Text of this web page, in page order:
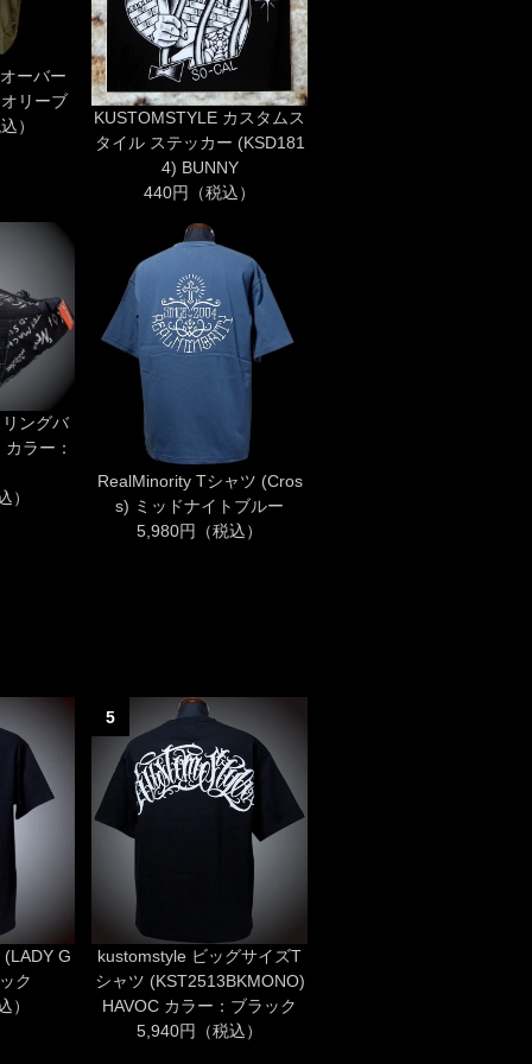
ーバー
リーブ
）
KUSTOMSTYLE カスタムス
タイル ステッカー (KSD181
4) BUNNY
440円（税込）
ングバ
ラー：
）
RealMinority Tシャツ (Cros
s) ミッドナイトブルー
5,980円（税込）
G
ク
）
5
kustomstyle ビッグサイズT
シャツ (KST2513BKMONO)
HAVOC カラー：ブラック
5,940円（税込）